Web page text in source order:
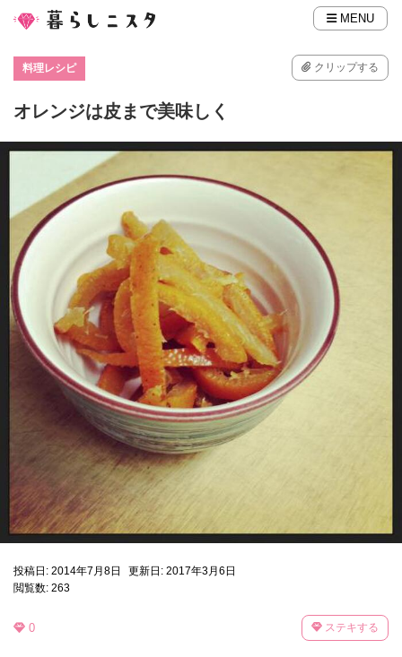
MENU
料理レシピ クリップする
オレンジは皮まで美味しく
投稿日: 2014年7月8日
更新日: 2017年3月6日
閲覧数: 263
0 ステキする